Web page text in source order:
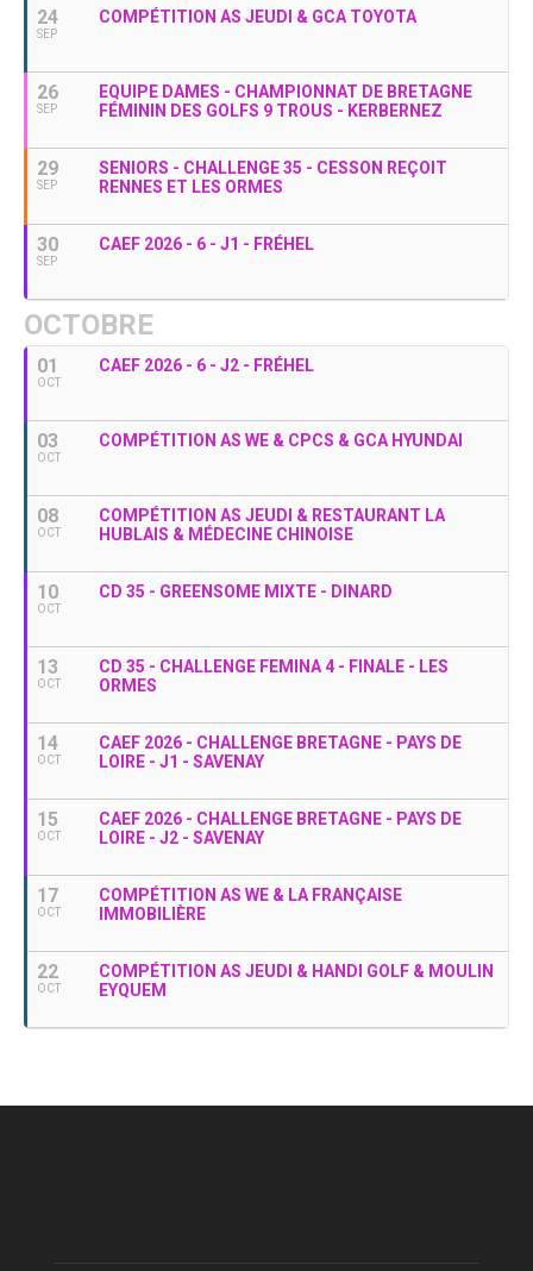
24
SEP
COMPÉTITION AS JEUDI & GCA TOYOTA
26
SEP
EQUIPE DAMES - CHAMPIONNAT DE BRETAGNE
FÉMININ DES GOLFS 9 TROUS - KERBERNEZ
29
SEP
SENIORS - CHALLENGE 35 - CESSON REÇOIT
RENNES ET LES ORMES
30
SEP
CAEF 2026 - 6 - J1 - FRÉHEL
OCTOBRE
01
OCT
CAEF 2026 - 6 - J2 - FRÉHEL
03
OCT
COMPÉTITION AS WE & CPCS & GCA HYUNDAI
08
OCT
COMPÉTITION AS JEUDI & RESTAURANT LA
HUBLAIS & MÉDECINE CHINOISE
10
OCT
CD 35 - GREENSOME MIXTE - DINARD
13
OCT
CD 35 - CHALLENGE FEMINA 4 - FINALE - LES
ORMES
14
OCT
CAEF 2026 - CHALLENGE BRETAGNE - PAYS DE
LOIRE - J1 - SAVENAY
15
OCT
CAEF 2026 - CHALLENGE BRETAGNE - PAYS DE
LOIRE - J2 - SAVENAY
17
OCT
COMPÉTITION AS WE & LA FRANÇAISE
IMMOBILIÈRE
22
OCT
COMPÉTITION AS JEUDI & HANDI GOLF & MOULIN
EYQUEM